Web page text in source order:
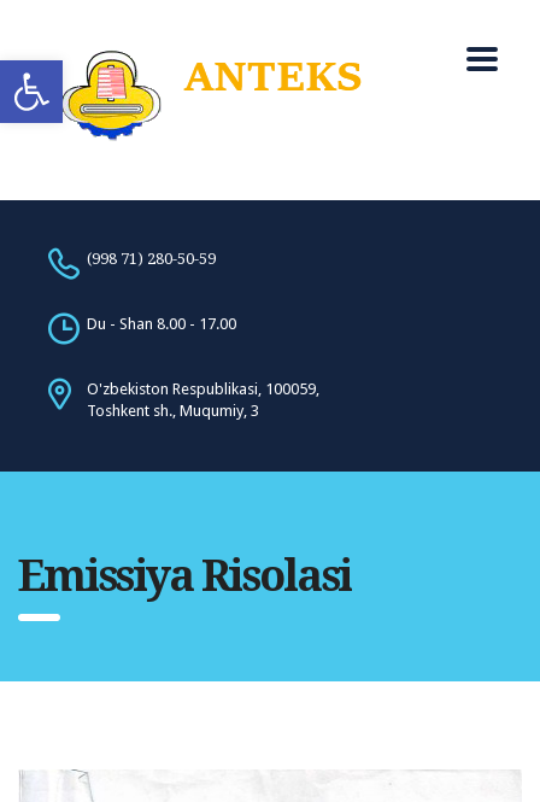
Open toolbar
(998 71) 280-50-59
Du - Shan 8.00 - 17.00
O'zbekiston Respublikasi, 100059,
Toshkent sh., Muqumiy, 3
Emissiya Risolasi